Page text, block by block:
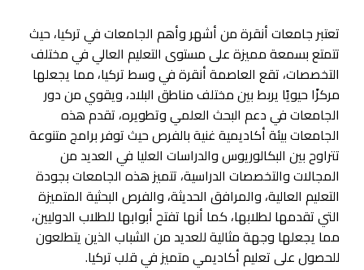
تعتبر جامعات أنقرة من أشهر وأهم الجامعات في تركيا، حيث
تتمتع بسمعة مميزة على مستوى التعليم العالي في مختلف
التخصصات، تقع العاصمة أنقرة في وسط تركيا، مما يجعلها
مركزًا حيويًا يربط بين مختلف مناطق البلاد، ويقوي من دور
الجامعات في دعم البحث العلمي وتطويره، تقدم هذه
الجامعات بيئة أكاديمية غنية بالفرص حيث توفر برامج متنوعة
تتراوح بين البكالوريوس والدراسات العليا في العديد من
المجالات والتخصصات الدراسية، تتميز هذه الجامعات بجودة
التعليم العالية، والمرافق الحديثة، والفرص البحثية المتميزة
التي تقدمها لطلابها، كما أنها تفتح أبوابها للطلاب الدوليين،
مما يجعلها وجهة مثالية للعديد من الشباب الذين يتطلعون
للحصول على تعليم أكاديمي متميز في قلب تركيا.